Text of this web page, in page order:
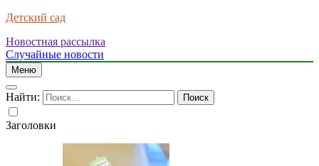
Детский сад
Новостная рассылка
Случайные новости
Меню
Найти:
Заголовки